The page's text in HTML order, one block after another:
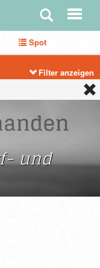
Spot
Filter anzeigen
und